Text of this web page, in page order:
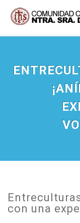
con una